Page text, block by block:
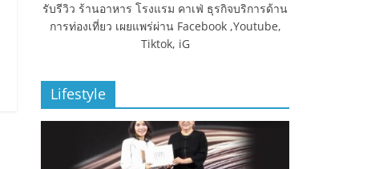
รับรีวิว ร้านอาหาร โรงแรม คาเฟ่ ธุรกิจบริการด้าน
การท่องเที่ยว เผยแพร่ผ่าน Facebook ,Youtube,
Tiktok, iG
Lifestyle